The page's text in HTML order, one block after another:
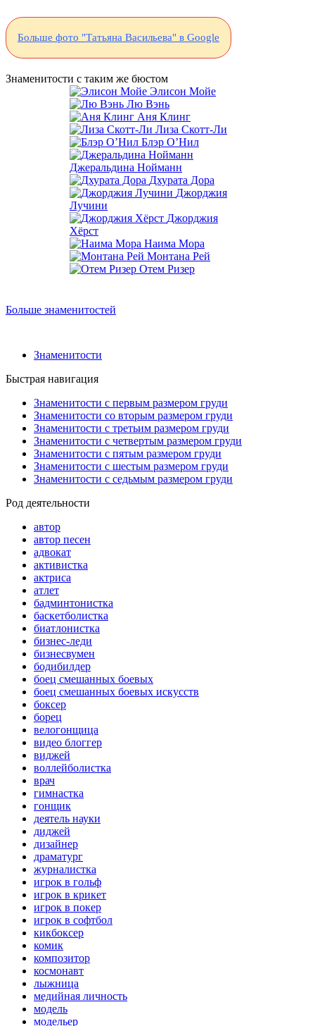
Больше фото "Татьяна Васильева" в Google
Знаменитости с таким же бюстом
Элисон Мойе
Лю Вэнь
Аня Клинг
Лиза Скотт-Ли
Блэр О’Нил
Джеральдина Нойманн
Дхурата Дора
Джорджия
Лучини
Джорджия
Хёрст
Наима Мора
Монтана Рей
Отем Ризер
Больше знаменитостей
Знаменитости
Быстрая навигация
Знаменитости с первым размером груди
Знаменитости со вторым размером груди
Знаменитости с третьим размером груди
Знаменитости с четвертым размером груди
Знаменитости с пятым размером груди
Знаменитости с шестым размером груди
Знаменитости с седьмым размером груди
Род деятельности
автор
автор песен
адвокат
активистка
актриса
атлет
бадминтонистка
баскетболистка
биатлонистка
бизнес-леди
бизнесвумен
бодибилдер
боец смешанных боевых
боец смешанных боевых искусств
боксер
борец
велогонщица
видео блоггер
виджей
воллейболистка
врач
гимнастка
гонщик
деятель науки
диджей
дизайнер
драматург
журналистка
игрок в гольф
игрок в крикет
игрок в покер
игрок в софтбол
кикбоксер
комик
композитор
космонавт
лыжница
медийная личность
модель
модельер